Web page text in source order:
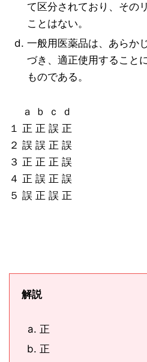
て区分されており、その
ことはない。
一般用医薬品は、あらか
づき、適正使用すること
ものである。
ａ ｂ ｃ ｄ
１ 正 正 誤 正
２ 誤 誤 正 誤
３ 正 正 正 誤
４ 正 誤 正 誤
５ 誤 正 誤 正
解説
正
正